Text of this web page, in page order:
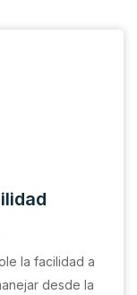
la facilidad a
desde la